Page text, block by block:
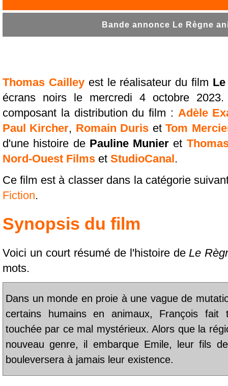
Bande annonce Le Règne
Thomas Cailleyest le réalisateur du film
écrans noirs le mercredi 4 octobre
composant la distribution du film : Adèle
Paul Kircher, Romain Duris etTom
d'une histoire de Pauline Munier et
Nord-Ouest Films et StudioCanal .
Ce film est à classer dans la catégorie
Fiction.
Synopsis du film
Voici un court résumé de l'histoire deLe
mots.
Dans un monde en proie à une vague de
certains humains en animaux, François
touchée par ce mal mystérieux. Alors que la
nouveau genre, il embarque Emile, leur fils
bouleversera à jamais leur existence.